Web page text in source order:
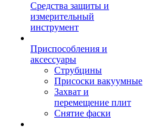
Средства защиты и
измерительный
инструмент
Приспособления и
аксессуары
Струбцины
Присоски вакуумные
Захват и
перемещение плит
Снятие фаски